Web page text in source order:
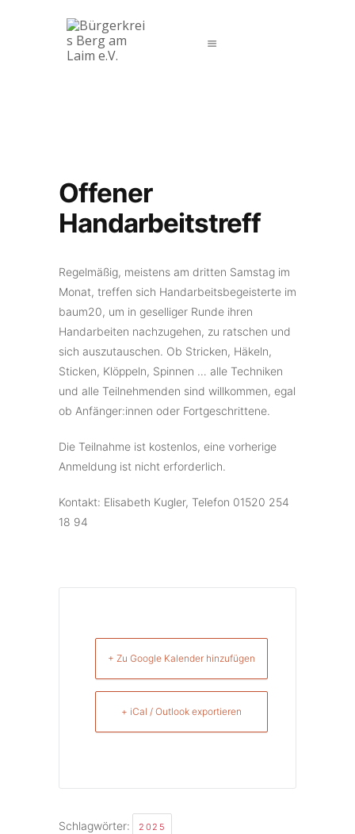
Impressum
Datenschutz
Offener
Handarbeitstreff
Regelmäßig, meistens am dritten Samstag im
Monat, treffen sich Handarbeitsbegeisterte im
baum20, um in geselliger Runde ihren
Handarbeiten nachzugehen, zu ratschen und
sich auszutauschen. Ob Stricken, Häkeln,
Sticken, Klöppeln, Spinnen … alle Techniken
und alle Teilnehmenden sind willkommen, egal
ob Anfänger:innen oder Fortgeschrittene.
Die Teilnahme ist kostenlos, eine vorherige
Anmeldung ist nicht erforderlich.
Kontakt: Elisabeth Kugler, Telefon 01520 254
18 94
+ Zu Google Kalender hinzufügen
+ iCal / Outlook exportieren
Schlagwörter: 2025